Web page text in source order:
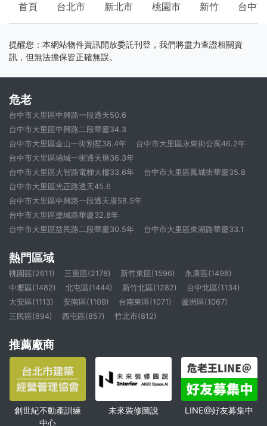
首頁 台北市 新北市 桃園市 新竹 台中市
提醒您：本網站物件資訊開放委託刊登，我們將盡力查證相關資
訊，但無法擔保皆正確無誤。
危老
台中市大里區中興路一段透天50.6
台中市大里區中興路二段華廈34.3
台中市大里區金山一街別墅38.4年
台中市大里區永東街公寓46.2年
台中市大里區瑞城一街透天厝36.3年
台中市大里區大智路電梯大樓33.6年
台中市大里區鳳城街華廈35.8
台中市大里區光正路透天45.6
台中市大里區中興路一段透天厝58.5年
台中市大里區塗城路華廈32.8年
台中市大里區益民路二段華廈30.5年
台中市大里區東湖路華廈33.1
熱門區域
桃園區(2611) 三重區(2178) 新竹東區(1596)
永康區(1498)
中壢區(1482)
北屯區(1444) 新竹北區(1282)
台中北區(1134)
大安區(1113)
安南區(1109) 台南東區(1071)
蘆洲區(1067)
三民區(894)
西屯區(857) 竹北市(812)
推薦廠商
創世紀不動產訓練
中心
未來裝修圖說 LINE@好友募集中